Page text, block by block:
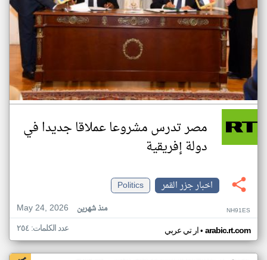
مصر تدرس مشروعا عملاقا جديدا في
دولة إفريقية
اخبار جزر القمر
Politics
May 24, 2026
منذ شهرين NH91ES
ار تي عربي• arabic.rt.com عدد الكلمات: ٢٥٤